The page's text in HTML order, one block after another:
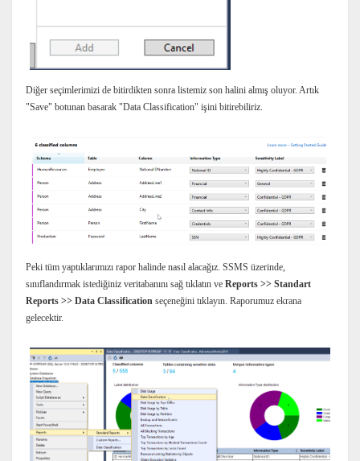
Diğer seçimlerimizi de bitirdikten sonra listemiz son halini almış oluyor. Artık
"Save" botunan basarak "Data Classification" işini bitirebiliriz.
Peki tüm yaptıklarımızı rapor halinde nasıl alacağız. SSMS üzerinde,
sınıflandırmak istediğiniz veritabanını sağ tıklatın ve Reports >> Standart
Reports >> Data Classification seçeneğini tıklayın. Raporumuz ekrana
gelecektir.